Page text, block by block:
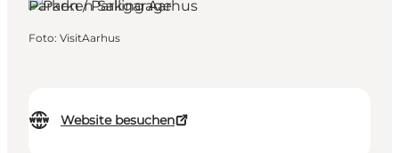
Website besuchen
Parken / Parkgarage
Foto: VisitAarhus